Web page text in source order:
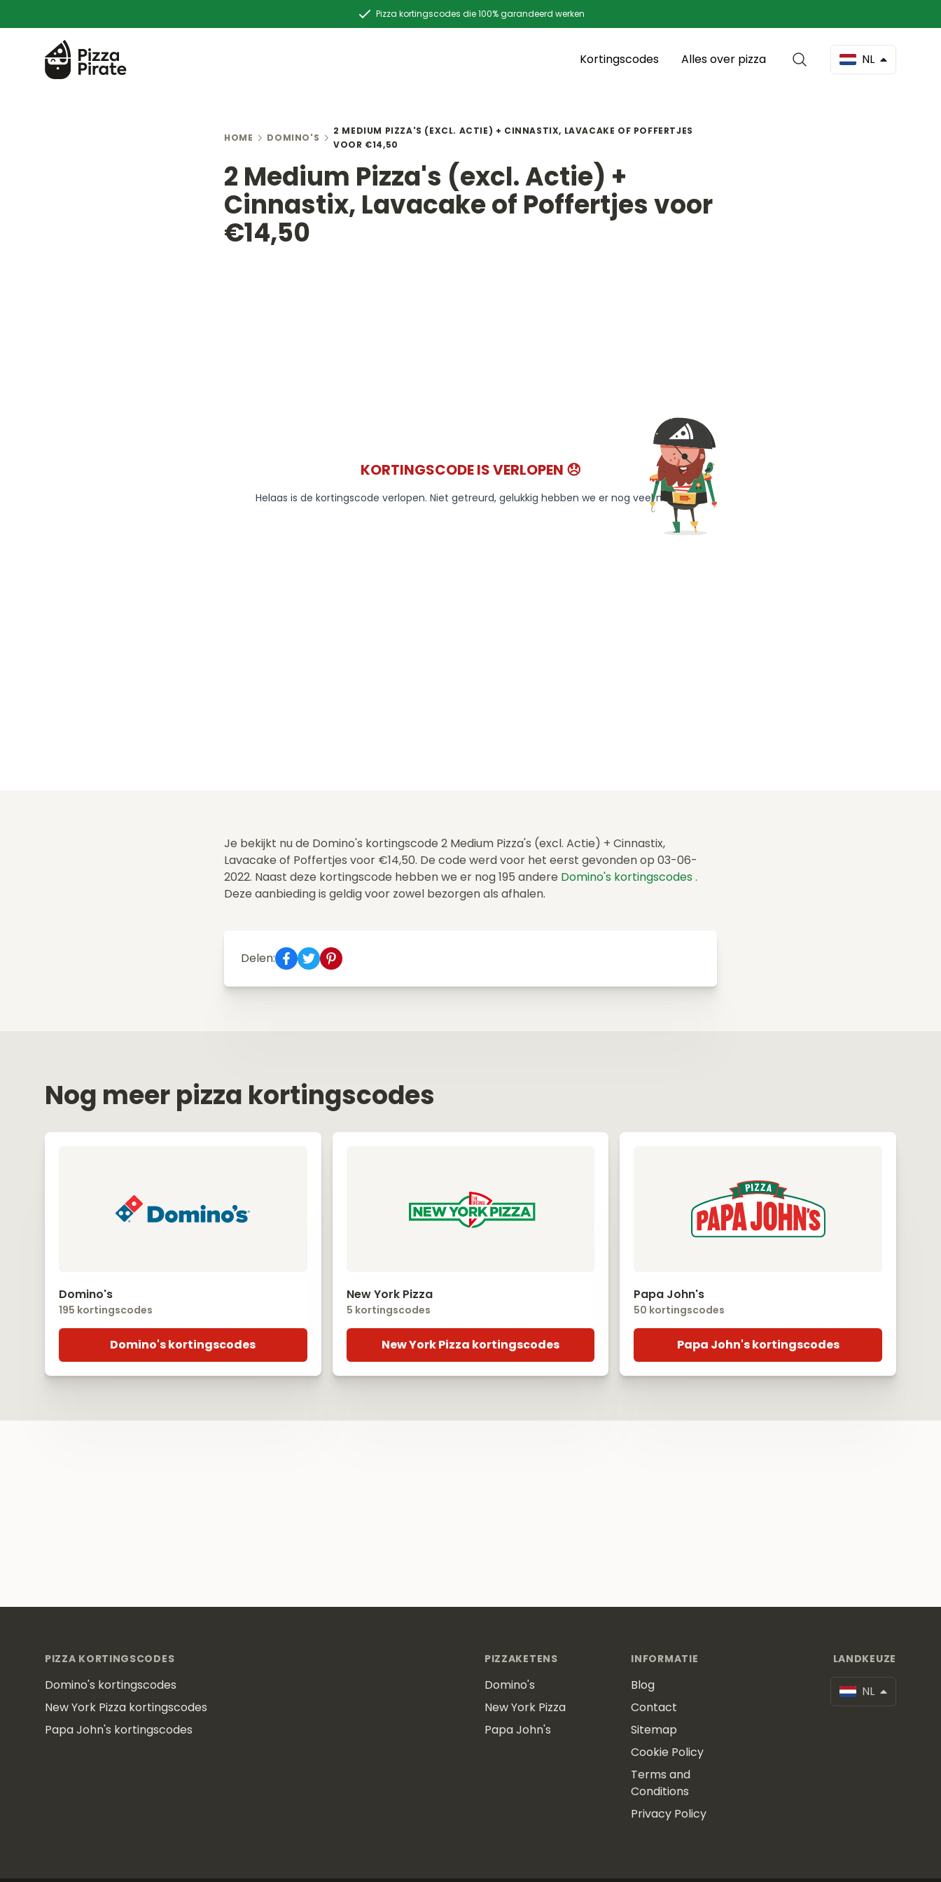
Pizza kortingscodes die 100% garandeerd werken
Kortingscodes Alles over pizza NL
HOME DOMINO'S
2 MEDIUM PIZZA'S (EXCL. ACTIE) + CINNASTIX, LAVACAKE OF POFFERTJES
VOOR €14,50
2 Medium Pizza's (excl. Actie) +
Cinnastix, Lavacake of Poffertjes voor
€14,50
KORTINGSCODE IS VERLOPEN 😞
Helaas is de kortingscode verlopen. Niet getreurd, gelukkig hebben we er nog veel meer!
Je bekijkt nu de Domino's kortingscode 2 Medium Pizza's (excl. Actie) + Cinnastix,
Lavacake of Poffertjes voor €14,50. De code werd voor het eerst gevonden op 03-06-
2022. Naast deze kortingscode hebben we er nog 195 andere Domino's kortingscodes .
Deze aanbieding is geldig voor zowel bezorgen als afhalen.
Delen:
Nog meer pizza kortingscodes
Domino's
195 kortingscodes
Domino's kortingscodes
New York Pizza
5 kortingscodes
New York Pizza kortingscodes
Papa John's
50 kortingscodes
Papa John's kortingscodes
PIZZA KORTINGSCODES
Domino's kortingscodes
New York Pizza kortingscodes
Papa John's kortingscodes
PIZZAKETENS
Domino's
New York Pizza
Papa John's
INFORMATIE
Blog
Contact
Sitemap
Cookie Policy
Terms and
Conditions
Privacy Policy
LANDKEUZE
NL